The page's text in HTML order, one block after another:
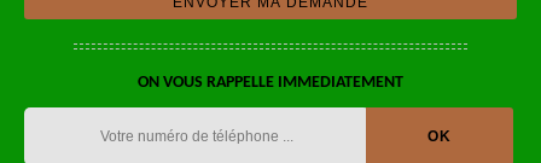
ON VOUS RAPPELLE IMMEDIATEMENT